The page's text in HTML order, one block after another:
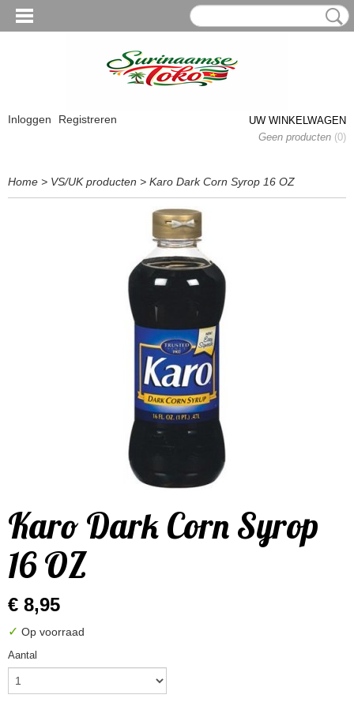
Inloggen Registreren
UW WINKELWAGEN
Geen producten (0)
Home > VS/UK producten > Karo Dark Corn Syrop 16 OZ
Karo Dark Corn Syrop
16 OZ
€ 8,95
✓ Op voorraad
Aantal